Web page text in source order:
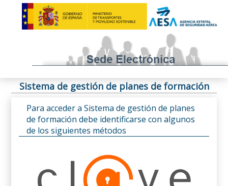
Sistema de gestión de planes de formación
Para acceder a Sistema de gestión de planes
de formación debe identificarse con algunos
de los siguientes métodos